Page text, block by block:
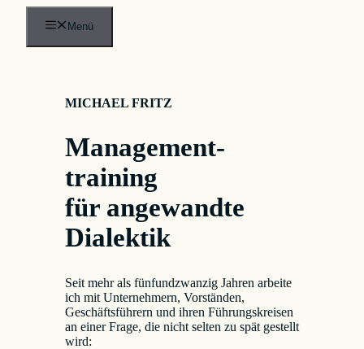
Zum
Menü
MICHAEL FRITZ
Management­
training
für angewandte
Dialektik
Seit mehr als fünfundzwanzig Jahren arbeite
ich mit Unternehmern, Vorständen,
Geschäftsführern und ihren Führungskreisen
an einer Frage, die nicht selten zu spät gestellt
wird: